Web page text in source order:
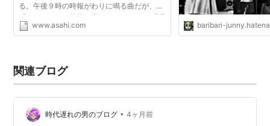
る。午後９時の時報がわりに鳴る曲だが、
「うるさい」と苦情が増えたためだ。 「眠
れー、眠れー」と歌うが、大音量だから、若
www.asahi.com baribari-
関連ブログ
時代遅れの男のブログ • 4ヶ月前